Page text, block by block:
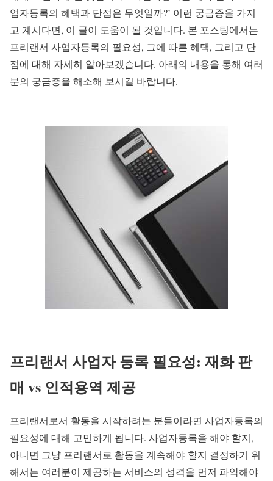
업자등록의 혜택과 단점은 무엇일까?’ 이런 궁금증을 가지
고 계시다면, 이 글이 도움이 될 것입니다. 본 포스팅에서는
프리랜서 사업자등록의 필요성, 그에 따른 혜택, 그리고 단
점에 대해 자세히 알아보겠습니다. 아래의 내용을 통해 여러
분의 궁금증을 해소해 보시길 바랍니다.
프리랜서 사업자 등록 필요성: 재화 판
매 vs 인적용역 제공
프리랜서로서 활동을 시작하려는 분들이라면 사업자등록의
필요성에 대해 고민하게 됩니다. 사업자등록을 해야 할지,
아니면 그냥 프리랜서로 활동을 계속해야 할지 결정하기 위
해서는 여러분이 제공하는 서비스의 성격을 먼저 파악해야